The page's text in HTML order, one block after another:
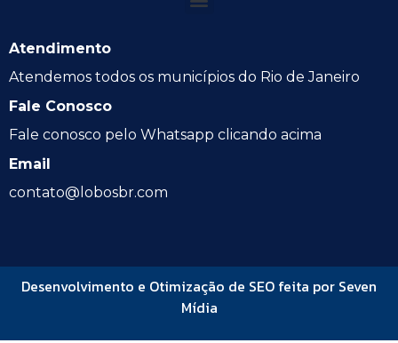
Atendimento
Atendemos todos os municípios do Rio de Janeiro
Fale Conosco
Fale conosco pelo Whatsapp clicando acima
Email
contato@lobosbr.com
Desenvolvimento e Otimização de SEO feita por Seven
Mídia